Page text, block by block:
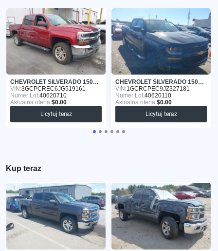
CHEVROLET SILVERADO 1500 2018
VIN:3GCPCREC6JG519161
Numer Lot:40620710
Aktualna oferta:$0.00
Licytuj teraz
CHEVROLET SILVERADO 1500 2018
VIN:1GCRCPEC9JZ327181
Numer Lot:40620110
Aktualna oferta:$0.00
Licytuj teraz
Kup teraz